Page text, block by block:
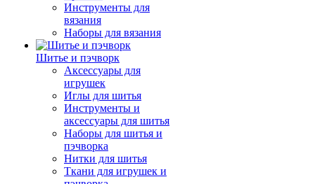
Инструменты для
вязания
Наборы для вязания
Шитье и пэчворк
Аксессуары для
игрушек
Иглы для шитья
Инструменты и
аксессуары для шитья
Наборы для шитья и
пэчворка
Нитки для шитья
Ткани для игрушек и